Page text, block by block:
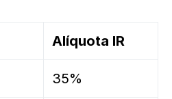
Alíquota IR
35%